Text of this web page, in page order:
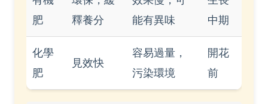
肥
釋養分
能有異味
中期
化學
肥
見效快
容易過量，
污染環境
開花
前